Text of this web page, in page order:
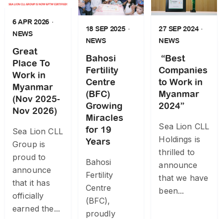
6 APR 2026
NEWS
Great
Place To
Work in
Myanmar
(Nov 2025-
Nov 2026)
Sea Lion CLL
Group is
proud to
announce
that it has
officially
earned the...
18 SEP 2025
NEWS
Bahosi
Fertility
Centre
(BFC)
Growing
Miracles
for 19
Years
Bahosi
Fertility
Centre
(BFC),
proudly
27 SEP 2024
NEWS
“Best
Companies
to Work in
Myanmar
2024”
Sea Lion CLL
Holdings is
thrilled to
announce
that we have
been...